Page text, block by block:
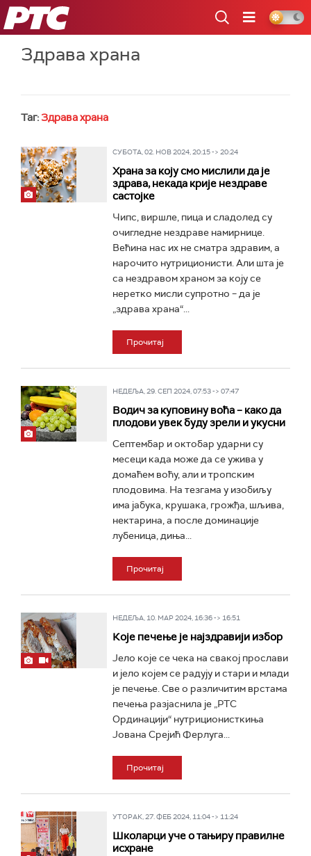
РТС
Здрава храна
Таг: Здрава храна
СУБОТА, 02. НОВ 2024, 20:15 -> 20:24
Храна за коју смо мислили да је
здрава, некада крије нездраве
састојке
Чипс, виршле, пица и сладолед су
очигледне нездраве намирнице.
Већина нас их не сматра здравим, а
нарочито нутриционисти. Али шта је
са нездравом храном за коју се
неретко мисли супротно – да је
„здрава храна“...
Прочитај
НЕДЕЉА, 29. СЕП 2024, 07:53 -> 07:47
Водич за куповину воћа – како да
плодови увек буду зрели и укусни
Септембар и октобар ударни су
месеци када може да се ужива у
домаћем воћу, али и тропским
плодовима. На тезгама у изобиљу
има јабука, крушака, грожђа, шљива,
нектарина, а после доминације
лубеница, диња...
Прочитај
НЕДЕЉА, 10. МАР 2024, 16:36 -> 16:51
Које печење је најздравији избор
Јело које се чека на свакој прослави
и јело којем се радују и стари и млади
је печење. Све о различитим врстама
печења разјаснила је „РТС
Ординацији“ нутриционисткиња
Јована Срејић Ферлуга...
Прочитај
УТОРАК, 27. ФЕБ 2024, 11:04 -> 11:24
Школарци уче о тањиру правилне
исхране